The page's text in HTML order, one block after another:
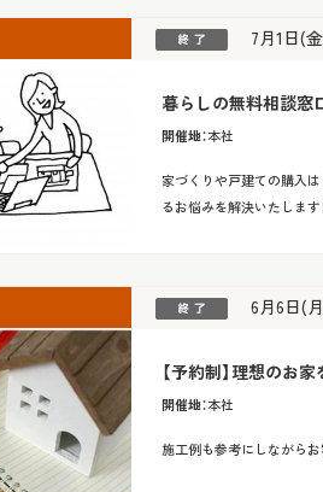
7月1日(
暮らしの無料相談窓
開催地：本社
家づくりや戸建ての購入は
るお悩みを解決いたします
6月6日(
【予約制】理想のお
開催地：本社
施工例も参考にしながら